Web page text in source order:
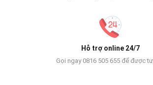
Hỗ trợ online 24/7
Gọi ngay 0816 505 655 để được